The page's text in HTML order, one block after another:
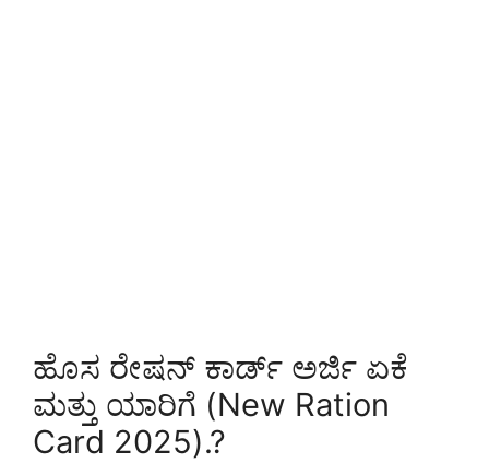
ಹೊಸ ರೇಷನ್ ಕಾರ್ಡ್ ಅರ್ಜಿ ಏಕೆ
ಮತ್ತು ಯಾರಿಗೆ (New Ration
Card 2025).?